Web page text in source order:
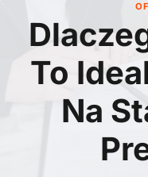
To
Na